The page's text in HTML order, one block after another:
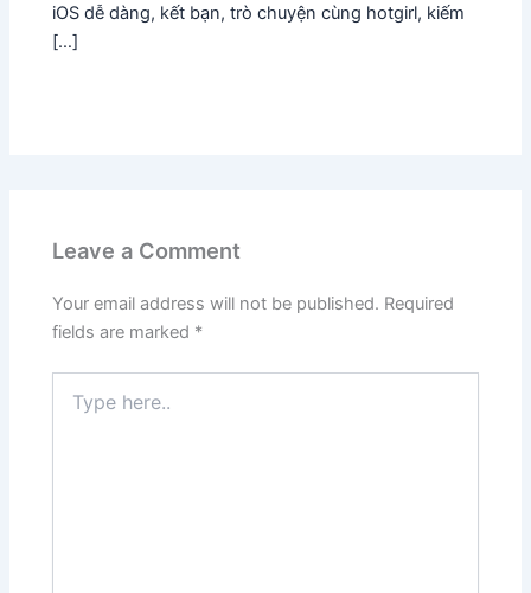
iOS dễ dàng, kết bạn, trò chuyện cùng hotgirl, kiếm
[…]
Leave a Comment
Your email address will not be published. Required
fields are marked *
here..